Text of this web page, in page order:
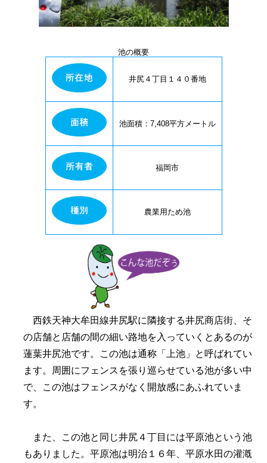
池の概要
井尻４丁目１４０番地
池面積：7,408平方メートル
福岡市
農業用ため池
西鉄天神大牟田線井尻駅に隣接する井尻商店街、そ
の店舗と店舗の間の細い路地を入っていくとあるのが
蓮葉井尻池です。この池は通称「上池」と呼ばれてい
ます。周囲にフェンスを張り巡らせている池が多い中
で、この池はフェンスがなく開放感にあふれていま
す。
また、この池と同じ井尻４丁目には平原池という池
もありました。平原池は明治１６年、平原水田の灌漑